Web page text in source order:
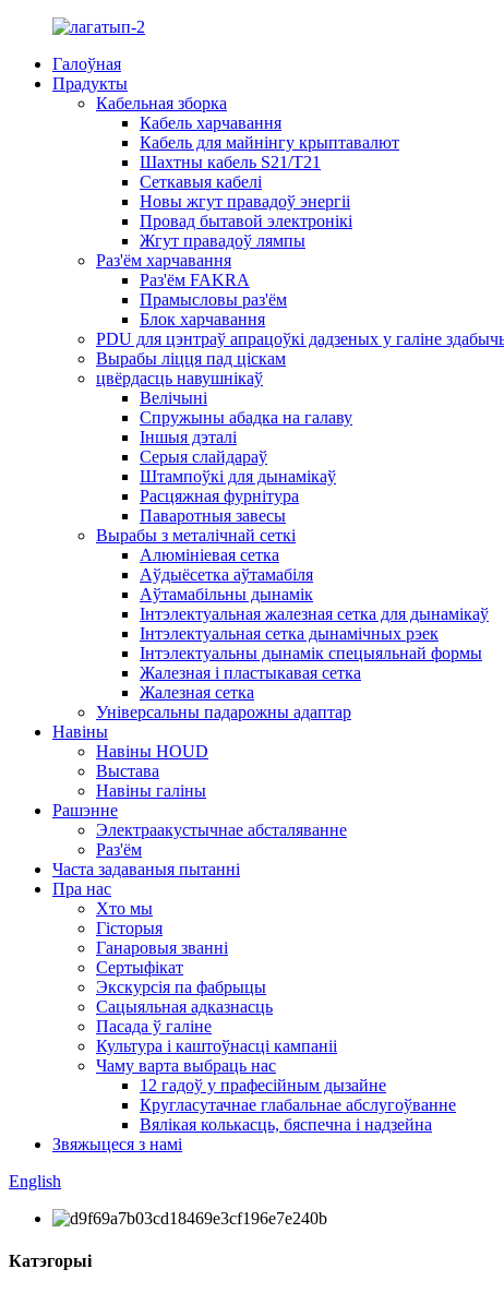
Галоўная
Прадукты
Кабельная зборка
Кабель харчавання
Кабель для майнінгу крыптавалют
Шахтны кабель S21/T21
Сеткавыя кабелі
Новы жгут правадоў энергіі
Провад бытавой электронікі
Жгут правадоў лямпы
Раз'ём харчавання
Раз'ём FAKRA
Прамысловы раз'ём
Блок харчавання
PDU для цэнтраў апрацоўкі дадзеных у галіне
Вырабы ліцця пад ціскам
цвёрдасць навушнікаў
Велічыні
Спружыны абадка на галаву
Іншыя дэталі
Серыя слайдараў
Штампоўкі для дынамікаў
Расцяжная фурнітура
Паваротныя завесы
Вырабы з металічнай сеткі
Алюмініевая сетка
Аўдыёсетка аўтамабіля
Аўтамабільны дынамік
Інтэлектуальная жалезная сетка для дынамікаў
Інтэлектуальная сетка дынамічных рэек
Інтэлектуальны дынамік спецыяльнай формы
Жалезная і пластыкавая сетка
Жалезная сетка
Універсальны падарожны адаптар
Навіны
Навіны HOUD
Выстава
Навіны галіны
Рашэнне
Электраакустычнае абсталяванне
Раз'ём
Часта задаваныя пытанні
Пра нас
Хто мы
Гісторыя
Ганаровыя званні
Сертыфікат
Экскурсія па фабрыцы
Сацыяльная адказнасць
Пасада ў галіне
Культура і каштоўнасці кампаніі
Чаму варта выбраць нас
12 гадоў у прафесійным дызайне
Кругласутачнае глабальнае абслугоўванне
Вялікая колькасць, бяспечна і надзейна
Звяжыцеся з намі
English
Катэгорыі